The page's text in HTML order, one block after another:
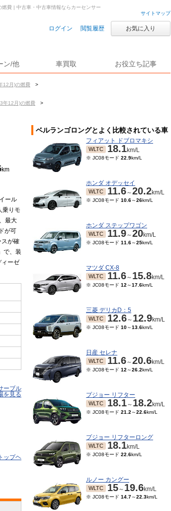
サイトマップ
ログイン 閲覧履歴 お気に入り
ン/他 車買取 お役立ち記事
12月)の燃費
>
年12月)の燃費
>
費 | 中古車・中古車情報ならカーセンサー
km
ール
乗りモ
最大
が可
スが確
で、装
ィーゼ
ーブル
を見る
ップヘ
ベルランゴロングとよく比較されている車
フィアット ドブロマキシ
WLTC 18.1km/L
※ JC08モード 22.9km/L
ホンダ オデッセイ
WLTC 11.6～20.2km/L
※ JC08モード 10.6～26km/L
ホンダ ステップワゴン
WLTC 11.9～20km/L
※ JC08モード 11.6～25km/L
マツダ CX-8
WLTC 11.6～ 15.8km/L
※ JC08モード 12 ～17.6km/L
三菱 デリカD：5
WLTC 12.6～ 12.9km/L
※ JC08モード 10～13.6km/L
日産 セレナ
WLTC 11.6～20.6km/L
※ JC08モード 12 ～26.2km/L
プジョー リフター
WLTC 18.1～ 18.2km/L
※ JC08モード 21.2 ～22.6km/L
プジョー リフターロング
WLTC 18.1km/L
※ JC08モード 22.6km/L
ルノー カングー
WLTC 15～ 19.6km/L
※ JC08モード 14.7～22.3km/L